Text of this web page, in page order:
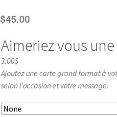
$45.00
Aimeriez vous
3.00$
Ajoutez une carte grand format à
selon l’occasion et votre message.